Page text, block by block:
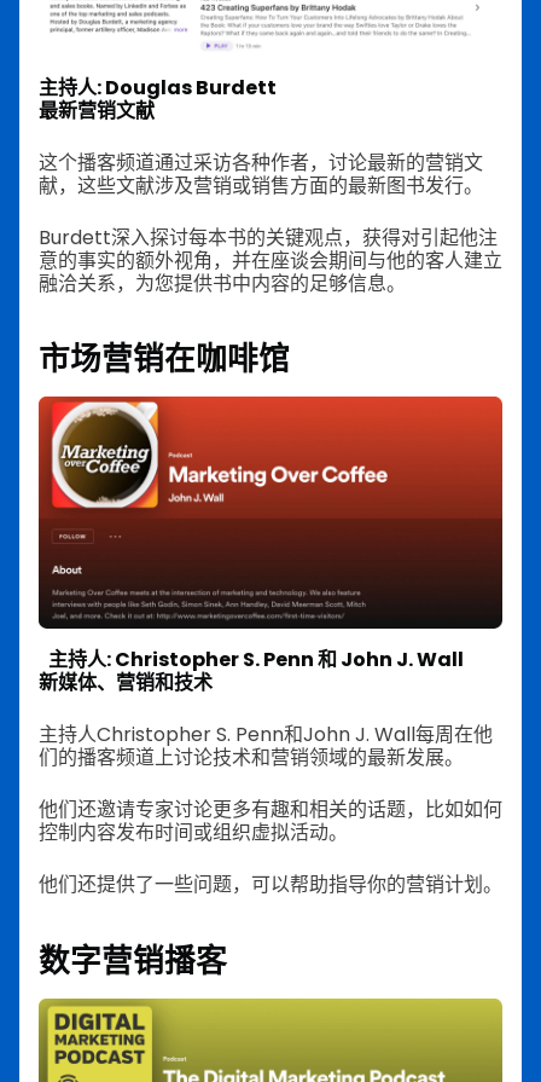
主持人: Douglas Burdett
最新营销文献
这个播客频道通过采访各种作者，讨论最新的营销文
献，这些文献涉及营销或销售方面的最新图书发行。
Burdett深入探讨每本书的关键观点，获得对引起他注
意的事实的额外视角，并在座谈会期间与他的客人建立
融洽关系，为您提供书中内容的足够信息。
市场营销在咖啡馆
主持人: Christopher S. Penn 和 John J. Wall
新媒体、营销和技术
主持人Christopher S. Penn和John J. Wall每周在他
们的播客频道上讨论技术和营销领域的最新发展。
他们还邀请专家讨论更多有趣和相关的话题，比如如何
控制内容发布时间或组织虚拟活动。
他们还提供了一些问题，可以帮助指导你的营销计划。
数字营销播客